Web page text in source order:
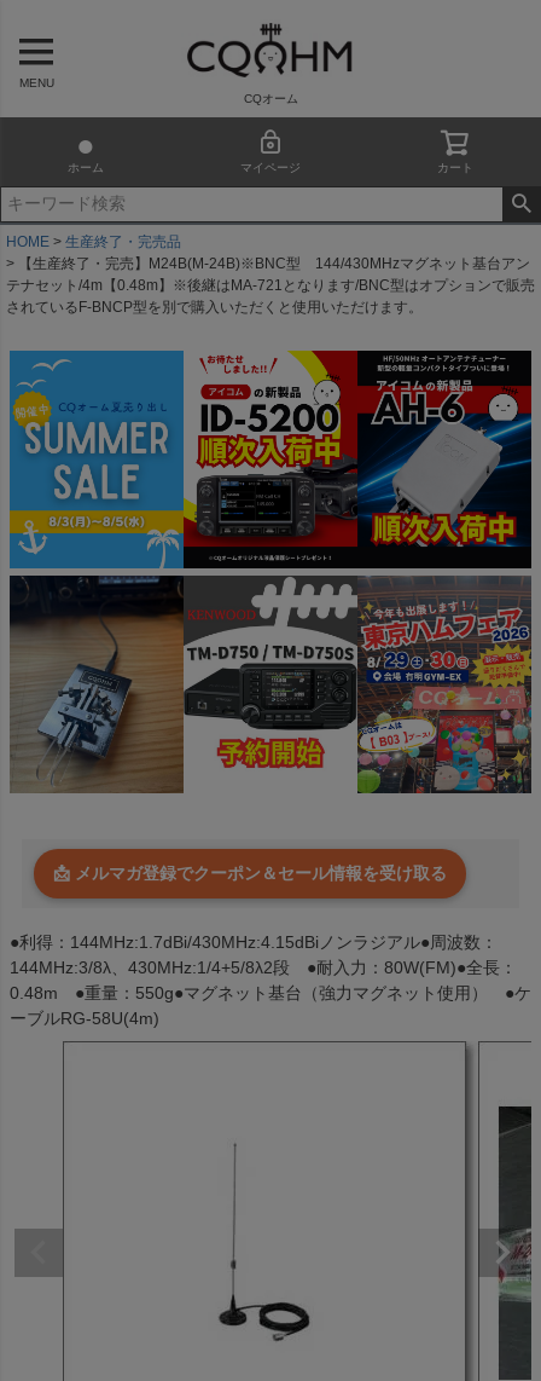
MENU
CQオーム
ホーム マイページ カート
HOME
生産終了・完売品
【生産終了・完売】M24B(M-24B)※BNC型 144/430MHzマグネット基台アン
テナセット/4m【0.48m】※後継はMA-721となります/BNC型はオプションで販売
されているF-BNCP型を別で購入いただくと使用いただけます。
📩 メルマガ登録でクーポン＆セール情報を受け取る
●利得：144MHz:1.7dBi/430MHz:4.15dBiノンラジアル●周波数：
144MHz:3/8λ、430MHz:1/4+5/8λ2段 ●耐入力：80W(FM)●全長：
0.48m ●重量：550g●マグネット基台（強力マグネット使用） ●ケ
ーブルRG-58U(4m)